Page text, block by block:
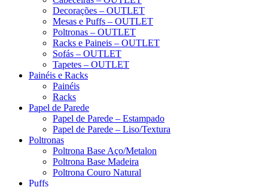
Decorações – OUTLET
Mesas e Puffs – OUTLET
Poltronas – OUTLET
Racks e Paineis – OUTLET
Sofás – OUTLET
Tapetes – OUTLET
Painéis e Racks
Painéis
Racks
Papel de Parede
Papel de Parede – Estampado
Papel de Parede – Liso/Textura
Poltronas
Poltrona Base Aço/Metalon
Poltrona Base Madeira
Poltrona Couro Natural
Puffs